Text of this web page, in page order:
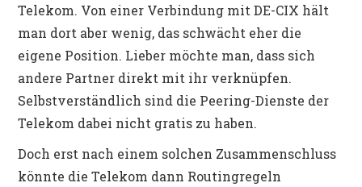
Telekom. Von einer Verbindung mit DE-CIX hält
man dort aber wenig, das schwächt eher die
eigene Position. Lieber möchte man, dass sich
andere Partner direkt mit ihr verknüpfen.
Selbstverständlich sind die Peering-Dienste der
Telekom dabei nicht gratis zu haben.
Doch erst nach einem solchen Zusammenschluss
könnte die Telekom dann Routingregeln